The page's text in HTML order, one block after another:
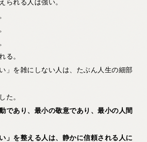
られる人は強い。
る。
」を雑にしない人は、たぶん人生の細部
た。
であり、最小の敬意であり、最小の人間
」を整える人は、静かに信頼される人に